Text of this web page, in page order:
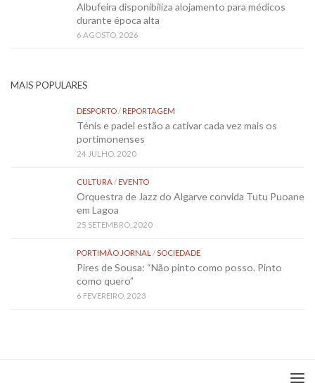
Albufeira disponibiliza alojamento para médicos
durante época alta
6 AGOSTO, 2026
MAIS POPULARES
DESPORTO/REPORTAGEM
Ténis e padel estão a cativar cada vez mais os
portimonenses
24 JULHO, 2020
CULTURA/EVENTO
Orquestra de Jazz do Algarve convida Tutu Puoane
em Lagoa
25 SETEMBRO, 2020
PORTIMÃO JORNAL /SOCIEDADE
Pires de Sousa: “Não pinto como posso. Pinto
como quero”
6 FEVEREIRO, 2023